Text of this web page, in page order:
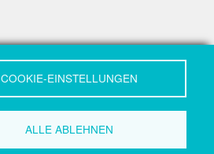
COOKIE-EINSTELLUNGEN
ALLE ABLEHNEN